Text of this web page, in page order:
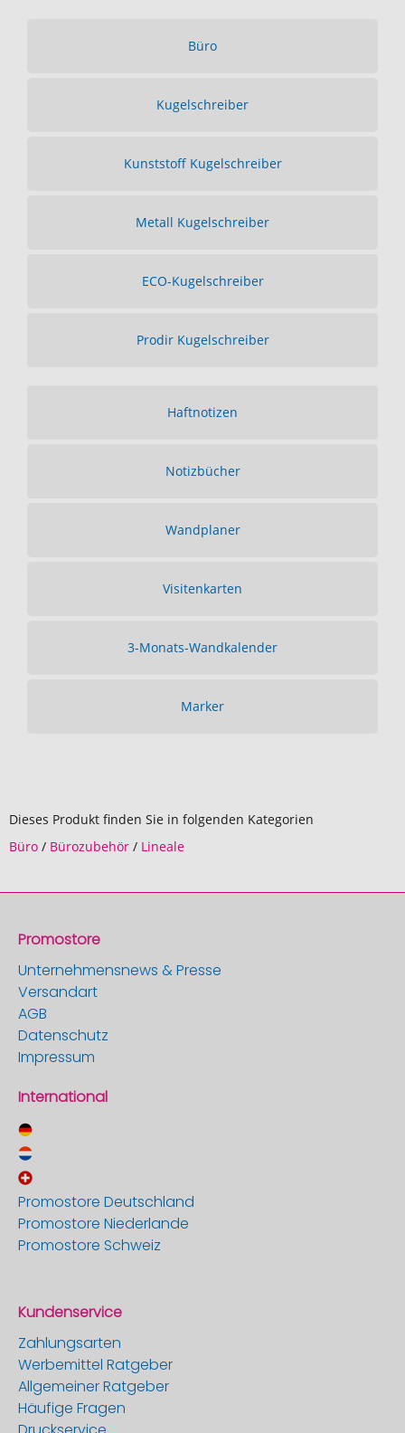
Büro
Kugelschreiber
Kunststoff Kugelschreiber
Metall Kugelschreiber
ECO-Kugelschreiber
Prodir Kugelschreiber
Haftnotizen
Notizbücher
Wandplaner
Visitenkarten
3-Monats-Wandkalender
Marker
Dieses Produkt finden Sie in folgenden Kategorien
Büro / Bürozubehör / Lineale
Promostore
Unternehmensnews & Presse
Versandart
AGB
Datenschutz
Impressum
International
Promostore Deutschland
Promostore Niederlande
Promostore Schweiz
Kundenservice
Zahlungsarten
Werbemittel Ratgeber
Allgemeiner Ratgeber
Häufige Fragen